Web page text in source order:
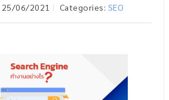
25/06/2021 Categories: SEO